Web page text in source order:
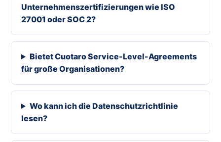
Unternehmenszertifizierungen wie ISO
27001 oder SOC 2?
Bietet Cuotaro Service-Level-Agreements
für große Organisationen?
Wo kann ich die Datenschutzrichtlinie
lesen?